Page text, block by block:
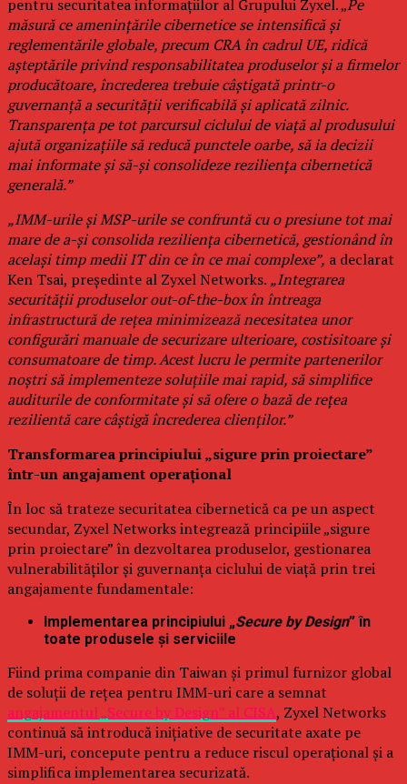
pentru securitatea informațiilor al Grupului Zyxel. „Pe
măsură ce amenințările cibernetice se intensifică și
reglementările globale, precum CRA în cadrul UE, ridică
așteptările privind responsabilitatea produselor și a firmelor
producătoare, încrederea trebuie câștigată printr-o
guvernanță a securității verificabilă și aplicată zilnic.
Transparența pe tot parcursul ciclului de viață al produsului
ajută organizațiile să reducă punctele oarbe, să ia decizii
mai informate și să-și consolideze reziliența cibernetică
generală.”
„IMM-urile și MSP-urile se confruntă cu o presiune tot mai
mare de a-și consolida reziliența cibernetică, gestionând în
același timp medii IT din ce în ce mai complexe”, a declarat
Ken Tsai, președinte al Zyxel Networks. „Integrarea
securității produselor out-of-the-box în întreaga
infrastructură de rețea minimizează necesitatea unor
configurări manuale de securizare ulterioare, costisitoare și
consumatoare de timp. Acest lucru le permite partenerilor
noștri să implementeze soluțiile mai rapid, să simplifice
auditurile de conformitate și să ofere o bază de rețea
rezilientă care câștigă încrederea clienților.”
Transformarea principiului „sigure prin proiectare”
într-un angajament operațional
În loc să trateze securitatea cibernetică ca pe un aspect
secundar, Zyxel Networks integrează principiile „sigure
prin proiectare” în dezvoltarea produselor, gestionarea
vulnerabilităților și guvernanța ciclului de viață prin trei
angajamente fundamentale:
Implementarea principiului „Secure by Design” în
toate produsele și serviciile
Fiind prima companie din Taiwan și primul furnizor global
de soluții de rețea pentru IMM-uri care a semnat
angajamentul „Secure by Design” al CISA, Zyxel Networks
continuă să introducă inițiative de securitate axate pe
IMM-uri, concepute pentru a reduce riscul operațional și a
simplifica implementarea securizată.